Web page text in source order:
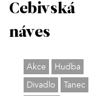
Cebivská
náves
Akce
Hudba
Divadlo
Tanec